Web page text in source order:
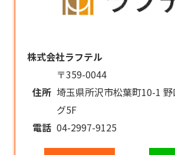
株式会社ラフテル
住所
〒359-0044
埼玉県所沢市松葉町10-1
グ5F
電話 04-2997-9125